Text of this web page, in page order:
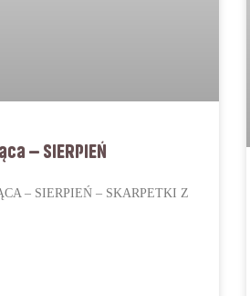
– SIERPIEŃ
– SIERPIEŃ – SKARPETKI Z